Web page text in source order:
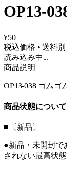
OP13-
¥50
税込価格 • 送料別
読み込み中...
商品説明
OP13-038 ゴムゴ
商品状態について
■〔新品〕
●新品・未開封で
されない最高状態